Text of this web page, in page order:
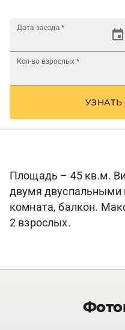
Дата заезда *
Кол-во взрослых *
Площадь – 45 кв.м.
двумя двуспальными
комната, балкон.
2 взрослых.